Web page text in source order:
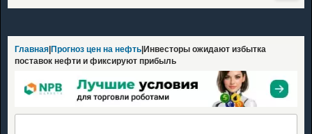
Главная Прогноз цен на нефть |Инвесторы ожидают избытка
поставок нефти и фиксируют прибыль